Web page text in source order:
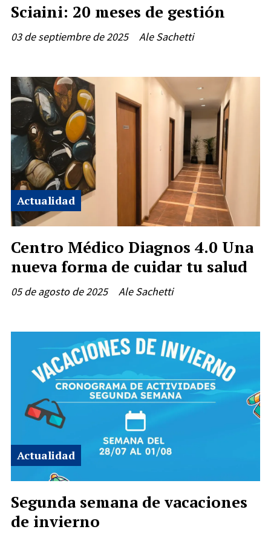
Sciaini: 20 meses de gestión
Ale Sachetti
03 de septiembre de 2025
Centro Médico Diagnos 4.0 Una
nueva forma de cuidar tu salud
Ale Sachetti
Actualidad
05 de agosto de 2025
Segunda semana de vacaciones
de invierno
Actualidad